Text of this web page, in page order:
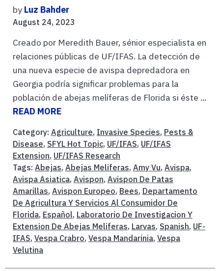
by Luz Bahder
August 24, 2023
Creado por Meredith Bauer, sénior especialista en
relaciones públicas de UF/IFAS. La detección de
una nueva especie de avispa depredadora en
Georgia podría significar problemas para la
población de abejas melíferas de Florida si éste ...
READ MORE
Category: Agriculture, Invasive Species, Pests &
Disease, SFYL Hot Topic, UF/IFAS, UF/IFAS
Extension, UF/IFAS Research
Tags: Abejas, Abejas Meliferas, Amy Vu, Avispa,
Avispa Asiatica, Avispon, Avispon De Patas
Amarillas, Avispon Europeo, Bees, Departamento
De Agricultura Y Servicios Al Consumidor De
Florida, Español, Laboratorio De Investigacion Y
Extension De Abejas Meliferas, Larvas, Spanish, UF-
IFAS, Vespa Crabro, Vespa Mandarinia, Vespa
Velutina